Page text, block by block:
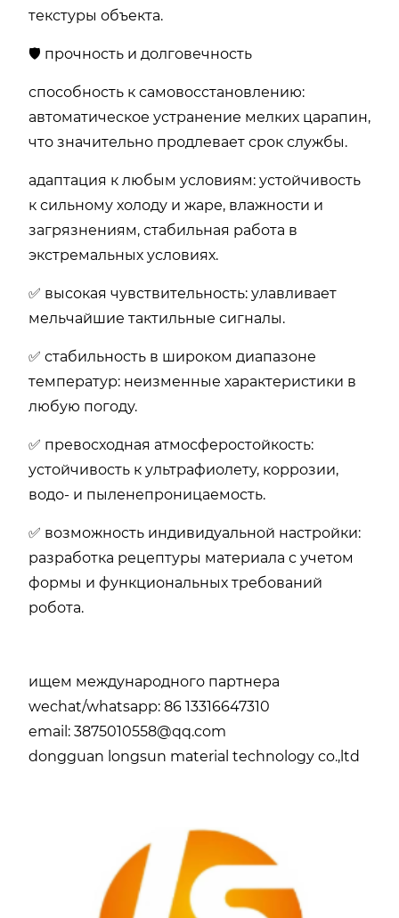
текстуры объекта.
🛡️ прочность и долговечность
способность к самовосстановлению:
автоматическое устранение мелких царапин,
что значительно продлевает срок службы.
адаптация к любым условиям: устойчивость
к сильному холоду и жаре, влажности и
загрязнениям, стабильная работа в
экстремальных условиях.
✅ высокая чувствительность: улавливает
мельчайшие тактильные сигналы.
✅ стабильность в широком диапазоне
температур: неизменные характеристики в
любую погоду.
✅ превосходная атмосферостойкость:
устойчивость к ультрафиолету, коррозии,
водо- и пыленепроницаемость.
✅ возможность индивидуальной настройки:
разработка рецептуры материала с учетом
формы и функциональных требований
робота.
ищем международного партнера
wechat/whatsapp: 86 13316647310
email: 3875010558@qq.com
dongguan longsun material technology co.,ltd